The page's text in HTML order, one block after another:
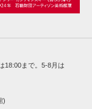
18:00まで。5-8月は
)